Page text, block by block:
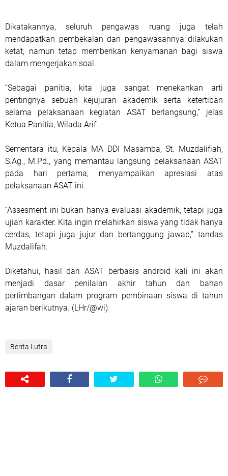
Dikatakannya, seluruh pengawas ruang juga telah
mendapatkan pembekalan dan pengawasannya dilakukan
ketat, namun tetap memberikan kenyamanan bagi siswa
dalam mengerjakan soal.
“Sebagai panitia, kita juga sangat menekankan arti
pentingnya sebuah kejujuran akademik serta ketertiban
selama pelaksanaan kegiatan ASAT berlangsung,” jelas
Ketua Panitia, Wilada Arif.
Sementara itu, Kepala MA DDI Masamba, St. Muzdalifiah,
S.Ag., M.Pd., yang memantau langsung pelaksanaan ASAT
pada hari pertama, menyampaikan apresiasi atas
pelaksanaan ASAT ini.
“Assesment ini bukan hanya evaluasi akademik, tetapi juga
ujian karakter. Kita ingin melahirkan siswa yang tidak hanya
cerdas, tetapi juga jujur dan bertanggung jawab,” tandas
Muzdalifah.
Diketahui, hasil dari ASAT berbasis android kali ini akan
menjadi dasar penilaian akhir tahun dan bahan
pertimbangan dalam program pembinaan siswa di tahun
ajaran berikutnya. (LHr/@wi)
Berita Lutra